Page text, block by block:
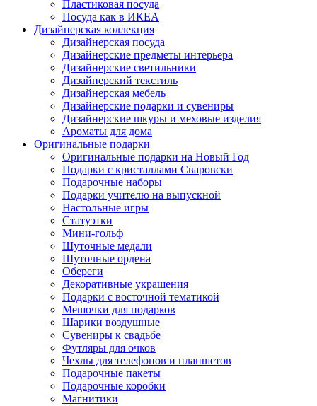
Пластиковая посуда
Посуда как в ИКЕА
Дизайнерская коллекция
Дизайнерская посуда
Дизайнерские предметы интерьера
Дизайнерские светильники
Дизайнерский текстиль
Дизайнерская мебель
Дизайнерские подарки и сувениры
Дизайнерские шкуры и меховые изделия
Ароматы для дома
Оригинальные подарки
Оригинальные подарки на Новый Год
Подарки с кристаллами Сваровски
Подарочные наборы
Подарки учителю на выпускной
Настольные игры
Статуэтки
Мини-гольф
Шуточные медали
Шуточные ордена
Обереги
Декоративные украшения
Подарки с восточной тематикой
Мешочки для подарков
Шарики воздушные
Сувениры к свадьбе
Футляры для очков
Чехлы для телефонов и планшетов
Подарочные пакеты
Подарочные коробки
Магнитики